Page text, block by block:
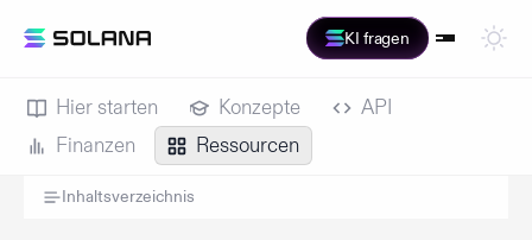
KI fragen
Hier starten Konzepte
API
Finanzen
Ressourcen
Inhaltsverzeichnis